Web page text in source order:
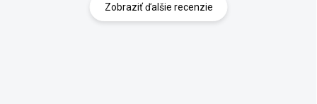
Zobraziť ďalšie recenzie